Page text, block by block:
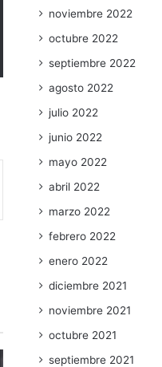
noviembre 2022
octubre 2022
septiembre 2022
agosto 2022
julio 2022
junio 2022
mayo 2022
abril 2022
marzo 2022
febrero 2022
enero 2022
diciembre 2021
noviembre 2021
octubre 2021
septiembre 2021